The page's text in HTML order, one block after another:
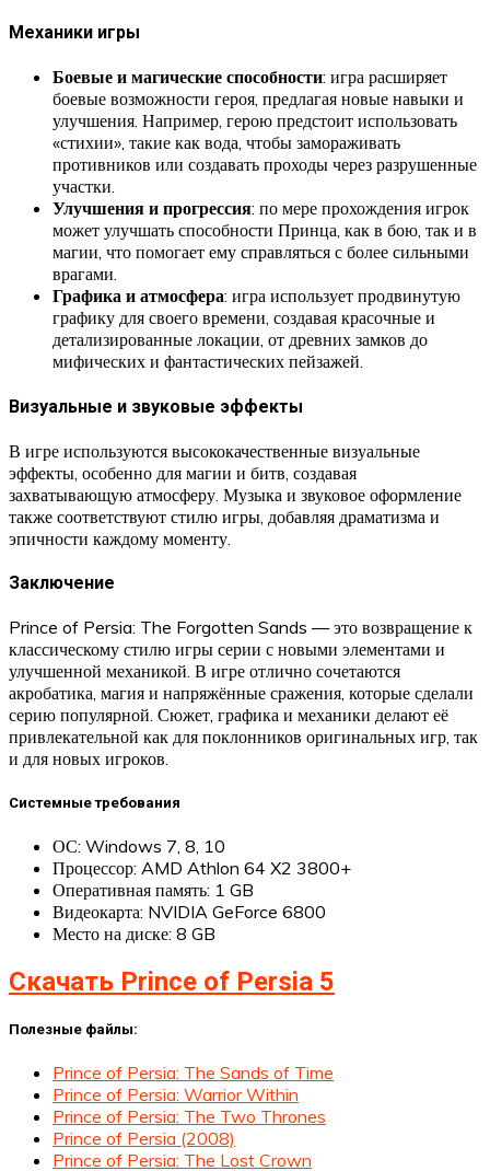
Механики игры
Боевые и магические способности: игра расширяет
боевые возможности героя, предлагая новые навыки и
улучшения. Например, герою предстоит использовать
«стихии», такие как вода, чтобы замораживать
противников или создавать проходы через разрушенные
участки.
Улучшения и прогрессия: по мере прохождения игрок
может улучшать способности Принца, как в бою, так и в
магии, что помогает ему справляться с более сильными
врагами.
Графика и атмосфера: игра использует продвинутую
графику для своего времени, создавая красочные и
детализированные локации, от древних замков до
мифических и фантастических пейзажей.
Визуальные и звуковые эффекты
В игре используются высококачественные визуальные
эффекты, особенно для магии и битв, создавая
захватывающую атмосферу. Музыка и звуковое оформление
также соответствуют стилю игры, добавляя драматизма и
эпичности каждому моменту.
Заключение
Prince of Persia: The Forgotten Sands — это возвращение к
классическому стилю игры серии с новыми элементами и
улучшенной механикой. В игре отлично сочетаются
акробатика, магия и напряжённые сражения, которые сделали
серию популярной. Сюжет, графика и механики делают её
привлекательной как для поклонников оригинальных игр, так
и для новых игроков.
Системные требования
ОС: Windows 7, 8, 10
Процессор: AMD Athlon 64 X2 3800+
Оперативная память: 1 GB
Видеокарта: NVIDIA GeForce 6800
Место на диске: 8 GB
Скачать Prince of Persia 5
Полезные файлы:
Prince of Persia: The Sands of Time
Prince of Persia: Warrior Within
Prince of Persia: The Two Thrones
Prince of Persia (2008)
Prince of Persia: The Lost Crown